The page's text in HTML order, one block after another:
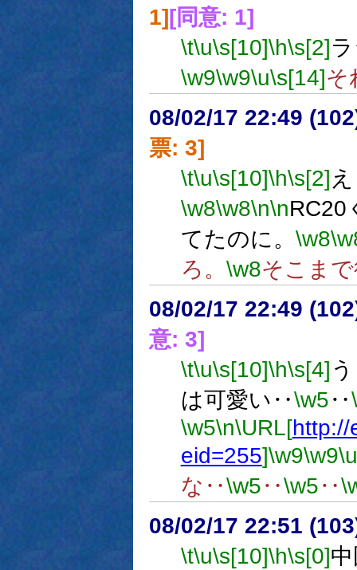
1][同意: 1]
\t\u\s[10]\h\s[2]
\w9\w9\u\s[14]そ
08/02/17 22:49
票: 3]
\t\u\s[10]\h\s[2]
\w8\w8\n\nRC20
てたのに。 \w8
ろ。 \w8そこま
08/02/17 22:49
意: 3]
\t\u\s[10]\h\s[4]
は可愛い‥\w5‥
\w5\n\URL[http://
eid=255]\w9\w9\u
な‥\w5‥\w5‥
08/02/17 22:51
\t\u\s[10]\h\s[0]